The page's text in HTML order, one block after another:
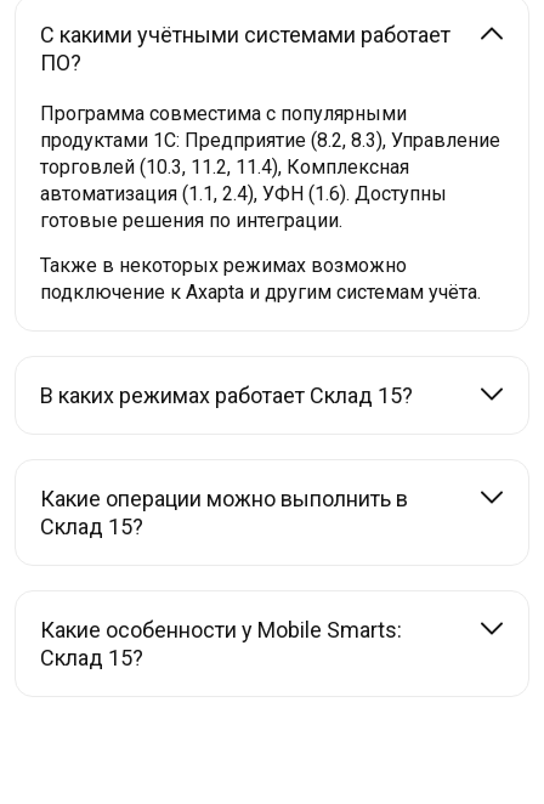
С какими учётными системами работает
ПО?
Программа совместима с популярными
продуктами 1С: Предприятие (8.2, 8.3), Управление
торговлей (10.3, 11.2, 11.4), Комплексная
автоматизация (1.1, 2.4), УФН (1.6). Доступны
готовые решения по интеграции.
Также в некоторых режимах возможно
подключение к Axapta и другим системам учёта.
В каких режимах работает Склад 15?
Какие операции можно выполнить в
Склад 15?
Какие особенности у Mobile Smarts:
Склад 15?